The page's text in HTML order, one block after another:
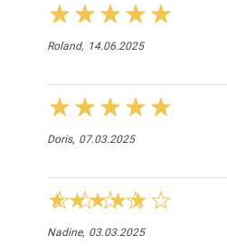
Roland, 14.06.2025
Doris, 07.03.2025
Nadine, 03.03.2025